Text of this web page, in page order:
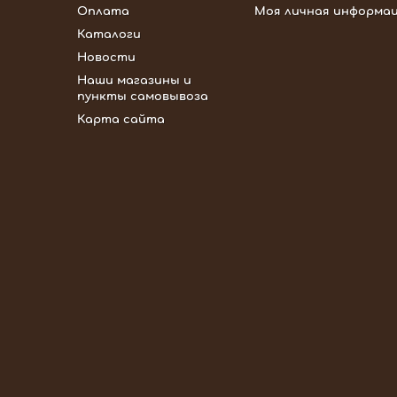
Оплата
Каталоги
Новости
Наши магазины и
пункты самовывоза
Карта сайта
Моя личная